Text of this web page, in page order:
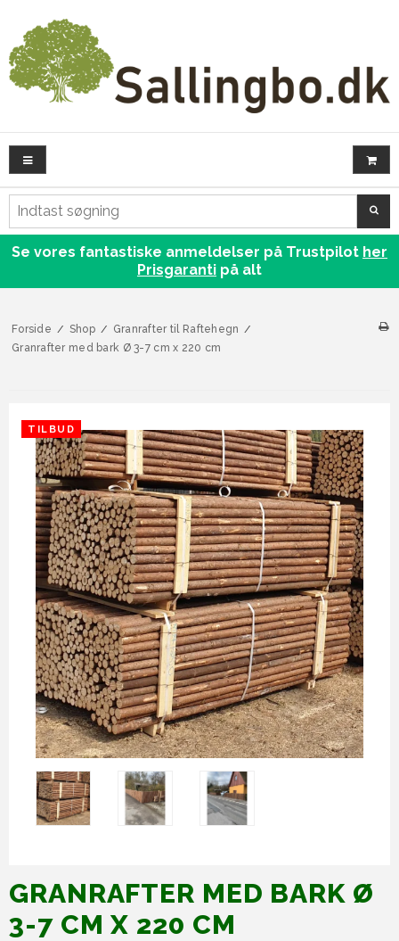
SØG
Se vores fantastiske anmeldelser på Trustpilot her
Prisgaranti på alt
Forside / Shop / Granrafter til Raftehegn /
Granrafter med bark Ø 3-7 cm x 220 cm
TILBUD
GRANRAFTER MED BARK Ø
3-7 CM X 220 CM